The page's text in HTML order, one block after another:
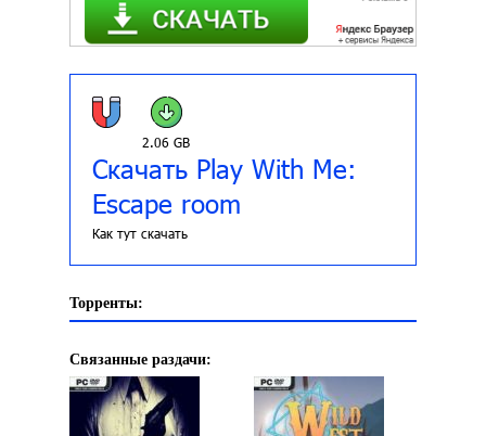
2.06 GB
Скачать Play With Me:
Escape room
Как тут скачать
Торренты:
Связанные раздачи: